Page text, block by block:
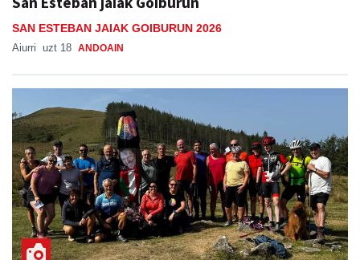
SAN ESTEBAN JAIAK GOIBURUN 2026
Aiurri uzt 18 ANDOAIN